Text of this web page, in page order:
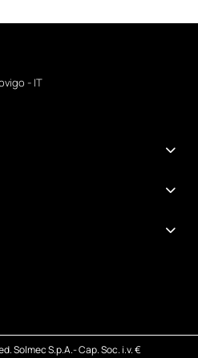
- IT
Solmec S.p.A.- Cap. Soc. i.v. €